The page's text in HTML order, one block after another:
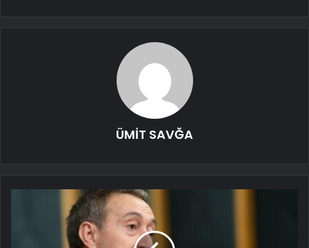
ÜMİT SAVĞA